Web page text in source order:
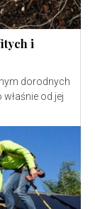
i
dorodnych
od jej